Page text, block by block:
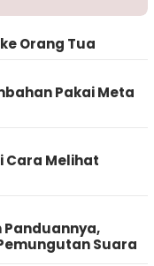
Orang Tua
Pakai Meta
Cara Melihat
Panduannya,
Suara